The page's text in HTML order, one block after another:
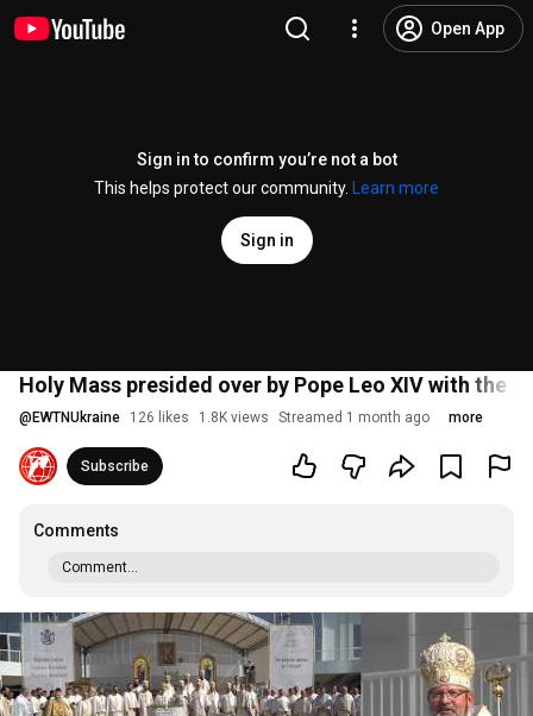
Open App
Sign in to confirm you’re not a bot
This helps protect our community.
Learn more
Sign in
Holy Mass presided over by Pope Leo XIV with the
@ EWTNUkraine 126 likes 1.8K views Streamed 1 month ago more
Subscribe
Comments
Comment...